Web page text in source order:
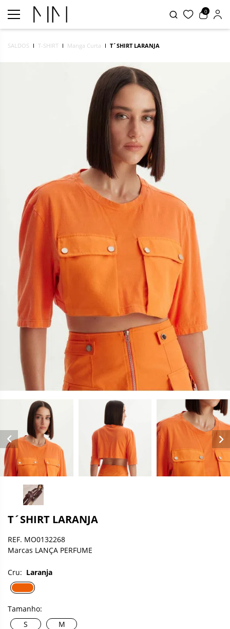
0
SALDOS T-SHIRT Manga Curta T´SHIRT LARANJA
T´SHIRT LARANJA
REF. MO0132268
Marcas LANÇA PERFUME
Cru: Laranja
Tamanho:
S
M